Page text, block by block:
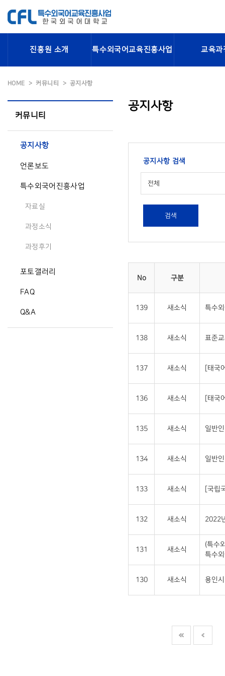
진흥원 소개 특수외국어교육진흥사업 교육과
HOME 커뮤니티 공지사항
커뮤니티
공지사항
언론보도
특수외국어진흥사업
자료실
과정소식
과정후기
포토갤러리
FAQ
Q&A
공지사항
공지사항 검색
전체
검색
No 구분
139 새소식 특수
138 새소식 표준
137 새소식 [태국
136 새소식 [태국
135 새소식 일반
134 새소식 일반
133 새소식 [국립
132 새소식 2022
131 새소식
(특수
특수
130 새소식 용인